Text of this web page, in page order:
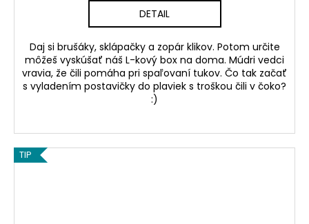
DETAIL
Daj si brušáky, sklápačky a zopár klikov. Potom určite
môžeš vyskúšať náš L-kový box na doma. Múdri vedci
vravia, že čili pomáha pri spaľovaní tukov. Čo tak začať
s vyladením postavičky do plaviek s troškou čili v čoko?
:)
TIP